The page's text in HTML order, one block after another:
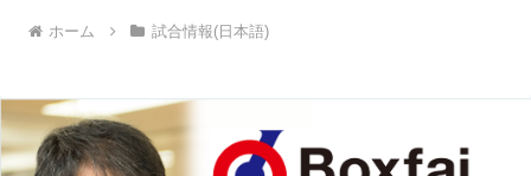
ホーム 試合情報(日本語)